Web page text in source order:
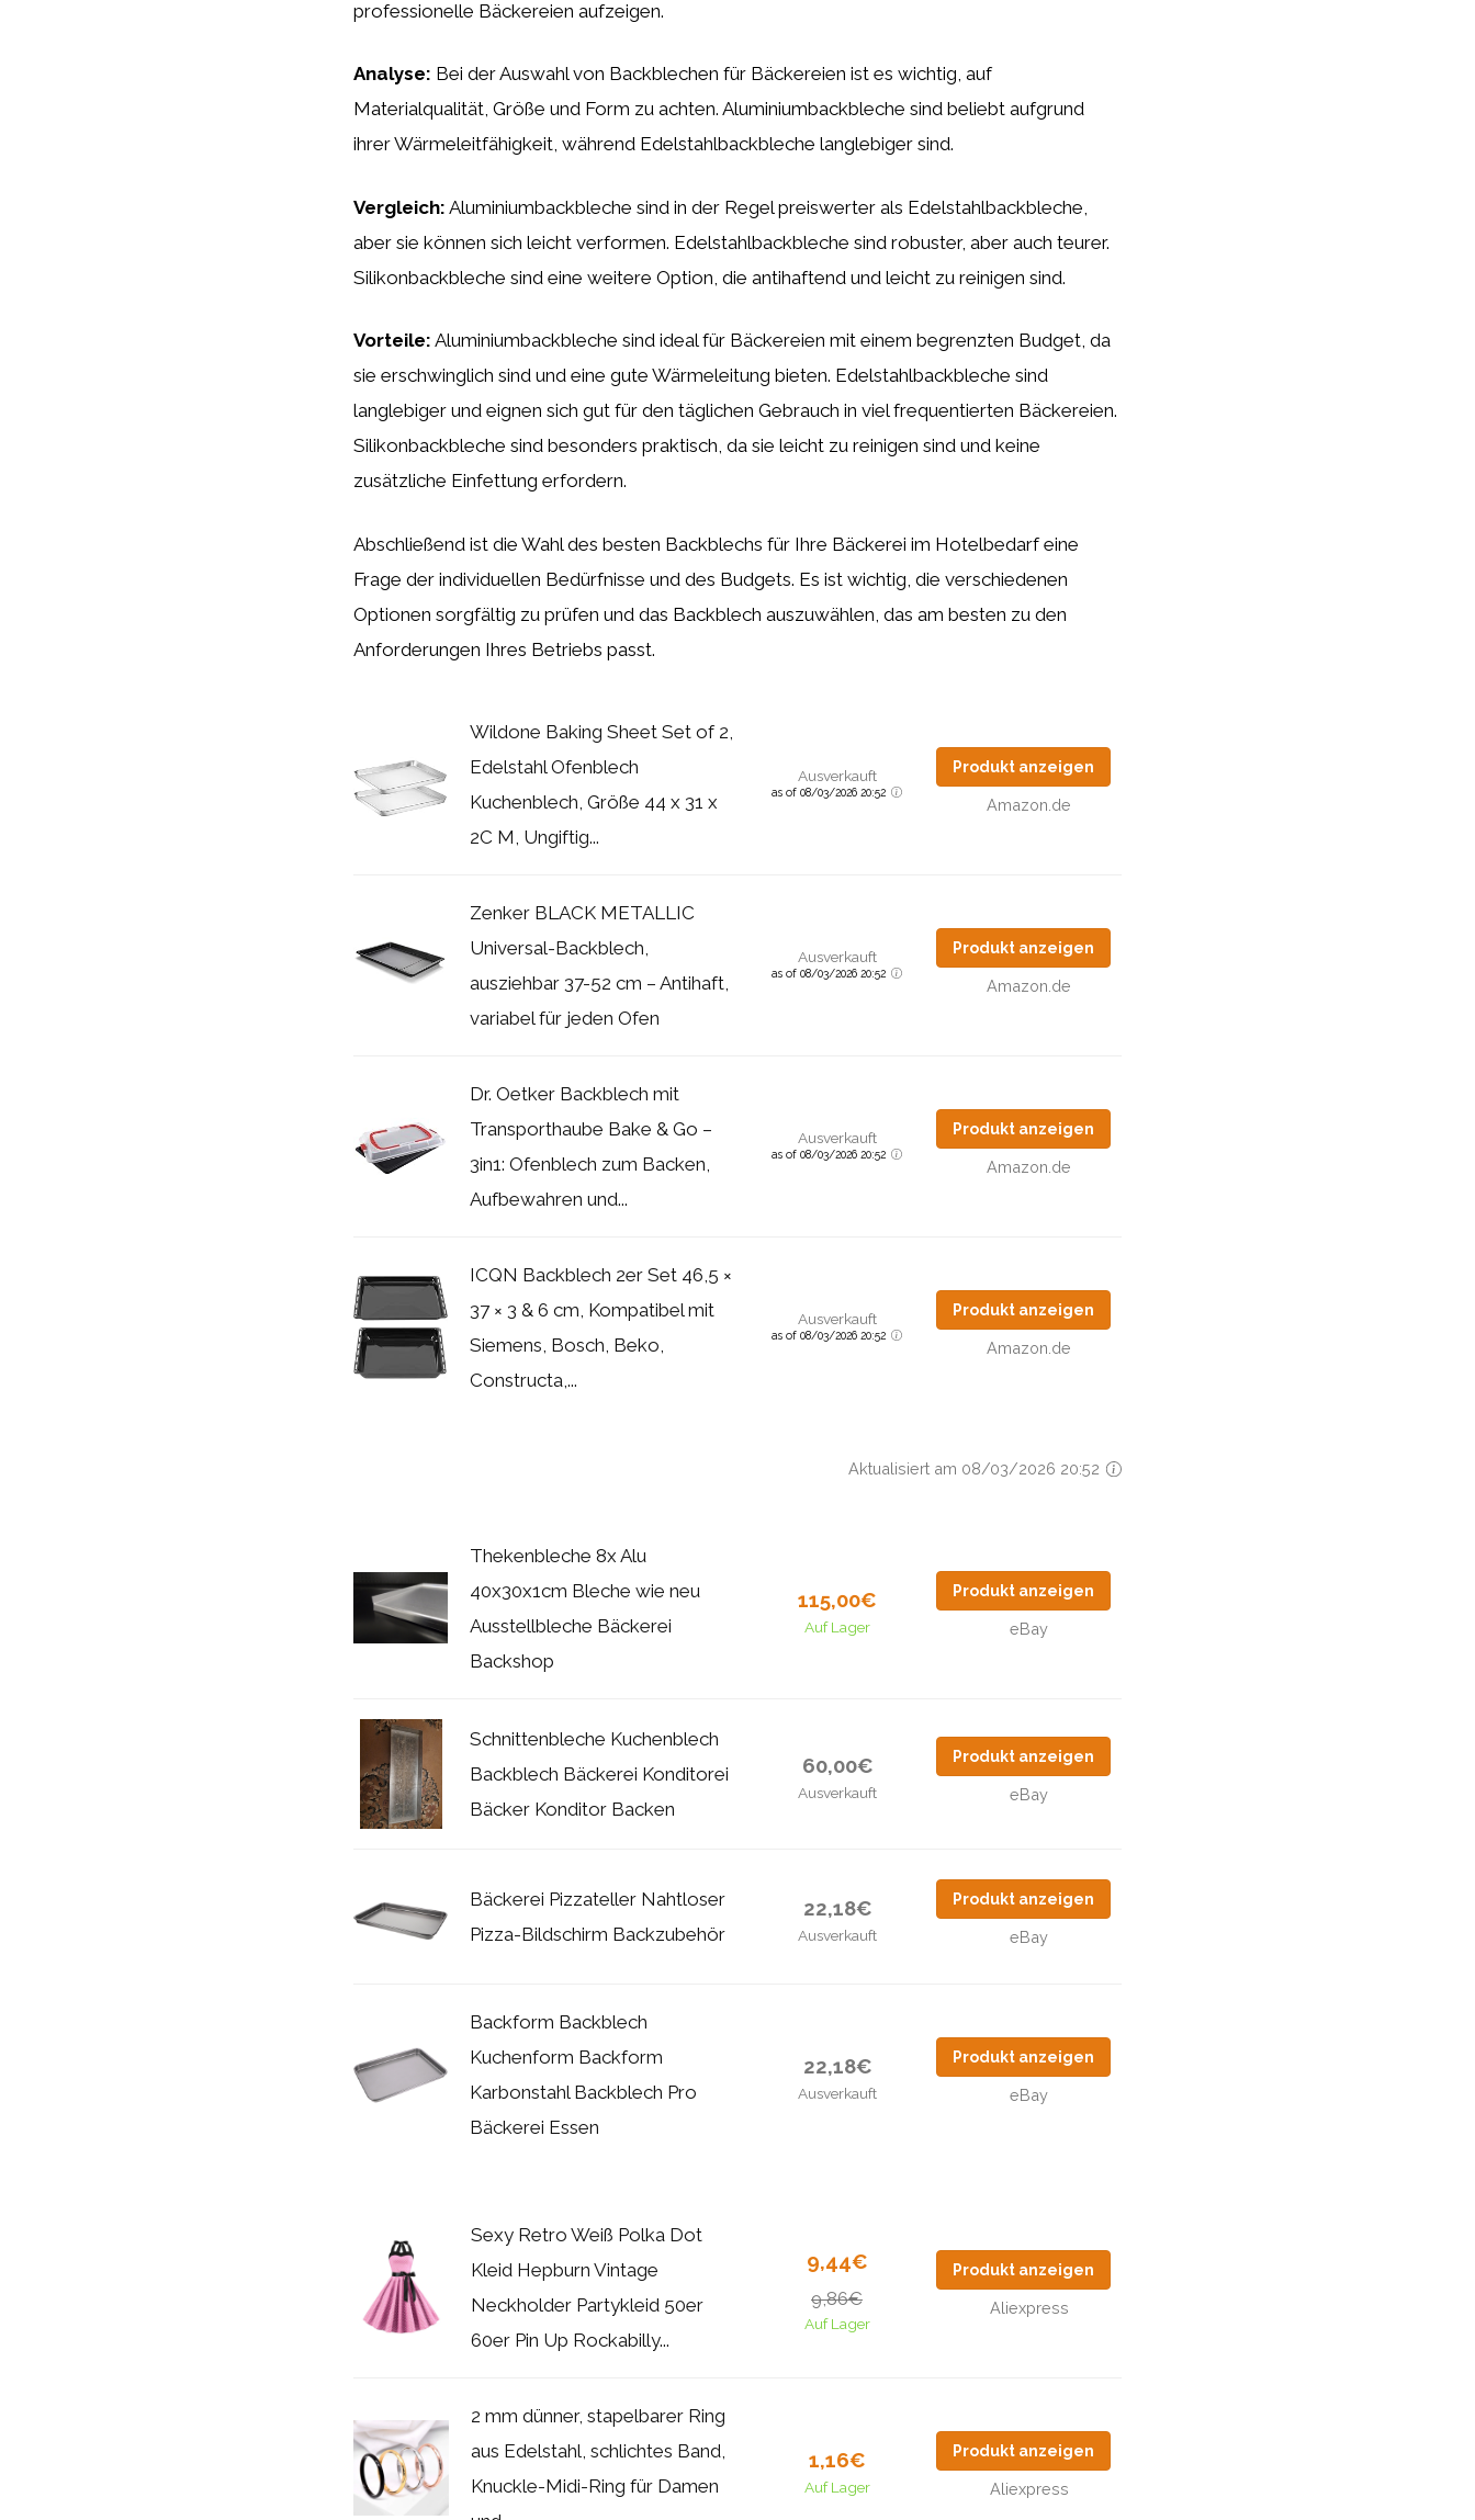
professionelle Bäckereien aufzeigen.
Analyse: Bei der Auswahl von Backblechen für Bäckereien ist es wichtig, auf
Materialqualität, Größe und Form zu achten. Aluminiumbackbleche sind beliebt aufgrund
ihrer Wärmeleitfähigkeit, während Edelstahlbackbleche langlebiger sind.
Vergleich: Aluminiumbackbleche sind in der Regel preiswerter als Edelstahlbackbleche,
aber sie können sich leicht verformen. Edelstahlbackbleche sind robuster, aber auch teurer.
Silikonbackbleche sind eine weitere Option, die antihaftend und leicht zu reinigen sind.
Vorteile: Aluminiumbackbleche sind ideal für Bäckereien mit einem begrenzten Budget, da
sie erschwinglich sind und eine gute Wärmeleitung bieten. Edelstahlbackbleche sind
langlebiger und eignen sich gut für den täglichen Gebrauch in viel frequentierten Bäckereien.
Silikonbackbleche sind besonders praktisch, da sie leicht zu reinigen sind und keine
zusätzliche Einfettung erfordern.
Abschließend ist die Wahl des besten Backblechs für Ihre Bäckerei im Hotelbedarf eine
Frage der individuellen Bedürfnisse und des Budgets. Es ist wichtig, die verschiedenen
Optionen sorgfältig zu prüfen und das Backblech auszuwählen, das am besten zu den
Anforderungen Ihres Betriebs passt.
Wildone Baking Sheet Set of 2,
Edelstahl Ofenblech
Kuchenblech, Größe 44 x 31 x
2C M, Ungiftig...
Ausverkauft
as of 08/03/2026 20:52
Produkt anzeigen
Amazon.de
Zenker BLACK METALLIC
Universal-Backblech,
ausziehbar 37-52 cm – Antihaft,
variabel für jeden Ofen
Ausverkauft
as of 08/03/2026 20:52
Produkt anzeigen
Amazon.de
Dr. Oetker Backblech mit
Transporthaube Bake & Go –
3in1: Ofenblech zum Backen,
Aufbewahren und...
Ausverkauft
as of 08/03/2026 20:52
Produkt anzeigen
Amazon.de
ICQN Backblech 2er Set 46,5 ×
37 × 3 & 6 cm, Kompatibel mit
Siemens, Bosch, Beko,
Constructa,...
Ausverkauft
as of 08/03/2026 20:52
Produkt anzeigen
Amazon.de
Aktualisiert am 08/03/2026 20:52
Thekenbleche 8x Alu
40x30x1cm Bleche wie neu
Ausstellbleche Bäckerei
Backshop
115,00€
Auf Lager
Produkt anzeigen
eBay
Schnittenbleche Kuchenblech
Backblech Bäckerei Konditorei
Bäcker Konditor Backen
60,00€
Ausverkauft
Produkt anzeigen
eBay
Bäckerei Pizzateller Nahtloser
Pizza-Bildschirm Backzubehör
22,18€
Ausverkauft
Produkt anzeigen
eBay
Backform Backblech
Kuchenform Backform
Karbonstahl Backblech Pro
Bäckerei Essen
22,18€
Ausverkauft
Produkt anzeigen
eBay
Sexy Retro Weiß Polka Dot
Kleid Hepburn Vintage
Neckholder Partykleid 50er
60er Pin Up Rockabilly...
9,44€
9,86€
Auf Lager
Produkt anzeigen
Aliexpress
2 mm dünner, stapelbarer Ring
aus Edelstahl, schlichtes Band,
Knuckle-Midi-Ring für Damen
1,16€
Auf Lager
Produkt anzeigen
Aliexpress